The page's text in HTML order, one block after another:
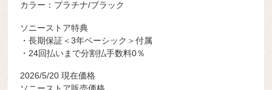
カラー：プラチナ/ブラック
ソニーストア特典
・長期保証＜3年ベーシック＞付属
・24回払いまで分割払手数料0％
2026/5/20 現在価格